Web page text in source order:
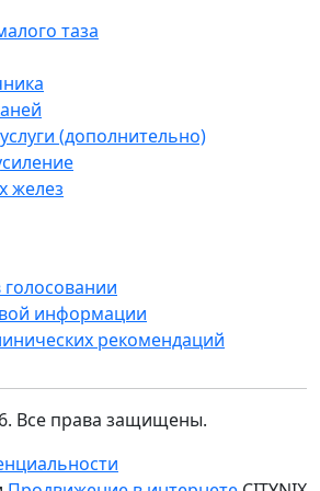
таза
(дополнительно)
желез
голосовании
информации
рекомендаций
Все права защищены.